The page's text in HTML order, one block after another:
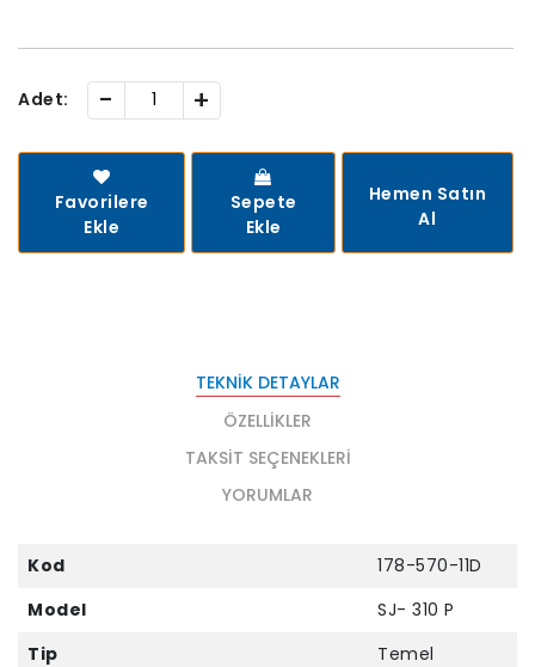
Adet: - +
Favorilere
Ekle
Sepete
Ekle
Hemen Satın
Al
TEKNIK DETAYLAR
ÖZELLIKLER
TAKSIT SEÇENEKLERI
YORUMLAR
Kod
178-570-11D
Model
SJ- 310 P
Tip
Temel